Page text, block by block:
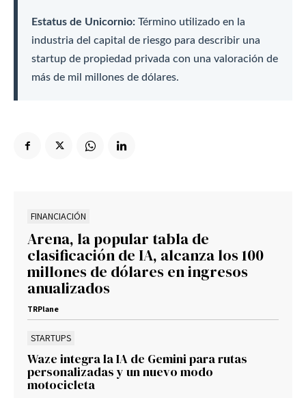
Estatus de Unicornio: Término utilizado en la
industria del capital de riesgo para describir una
startup de propiedad privada con una valoración de
más de mil millones de dólares.
FINANCIACIÓN
Arena, la popular tabla de
clasificación de IA, alcanza los 100
millones de dólares en ingresos
anualizados
TRPlane
STARTUPS
Waze integra la IA de Gemini para rutas
personalizadas y un nuevo modo
motocicleta